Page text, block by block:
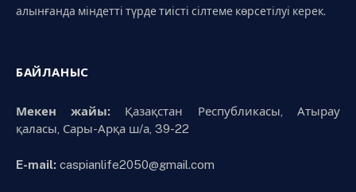
алынғанда міндетті түрде тиісті сілтеме көрсетілуі керек.
БАЙЛАНЫС
Мекен жайы:Қазақстан Республикасы, Атырау
қаласы, Сары-Арқа ш/а, 39-22
E-mail: caspianlife2050@gmail.com